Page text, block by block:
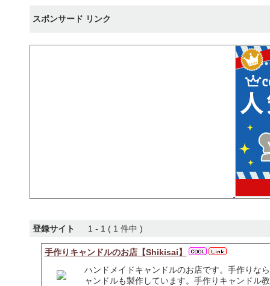
スポンサード リンク
登録サイト 1 - 1 ( 1 件中 )
手作りキャンドルのお店【Shikisai】
ハンドメイドキャンドルのお店です。手作りな
ャンドルも製作しています。手作りキャンドル